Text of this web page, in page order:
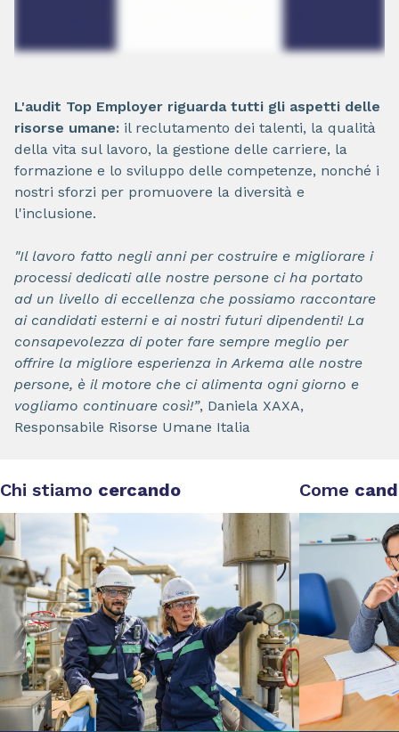
L'audit Top Employer riguarda tutti gli aspetti delle
risorse umane: il reclutamento dei talenti, la qualità
della vita sul lavoro, la gestione delle carriere, la
formazione e lo sviluppo delle competenze, nonché i
nostri sforzi per promuovere la diversità e
l'inclusione.
"Il lavoro fatto negli anni per costruire e migliorare i
processi dedicati alle nostre persone ci ha portato
ad un livello di eccellenza che possiamo raccontare
ai candidati esterni e ai nostri futuri dipendenti! La
consapevolezza di poter fare sempre meglio per
offrire la migliore esperienza in Arkema alle nostre
persone, è il motore che ci alimenta ogni giorno e
vogliamo continuare così!”, Daniela XAXA,
Responsabile Risorse Umane Italia
Chi stiamo cercando Come